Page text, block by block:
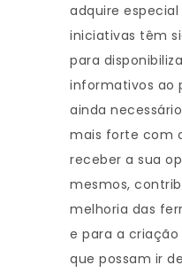
adquire
iniciativas têm
para
informativos ao
ainda
mais forte com
receber a sua
mesmos,
melhoria das
e para a
que possam ir